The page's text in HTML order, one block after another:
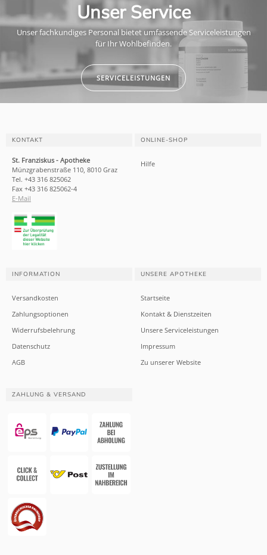
Unser Service
Unser fachkundiges Personal bietet umfassende Serviceleistungen
für Ihr Wohlbefinden.
SERVICELEISTUNGEN
KONTAKT
St. Franziskus - Apotheke
Münzgrabenstraße 110, 8010 Graz
Tel. +43 316 825062
Fax +43 316 825062-4
E-Mail
ONLINE-SHOP
Hilfe
INFORMATION
Versandkosten
Zahlungsoptionen
Widerrufsbelehrung
Datenschutz
AGB
UNSERE APOTHEKE
Startseite
Kontakt & Dienstzeiten
Unsere Serviceleistungen
Impressum
Zu unserer Website
ZAHLUNG & VERSAND